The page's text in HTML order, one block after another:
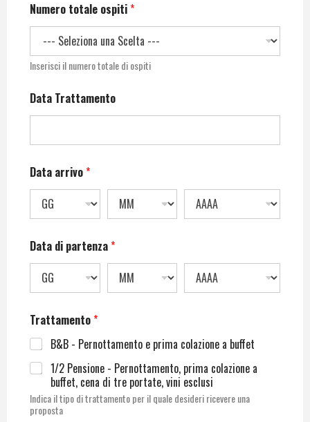
Numero totale ospiti*
Inserisci il numero totale di ospiti
Data Trattamento
Data arrivo*
Data di partenza*
Trattamento*
B&B - Pernottamento e prima colazione a buffet
1/2 Pensione - Pernottamento, prima colazione a
buffet, cena di tre portate, vini esclusi
Indica il tipo di trattamento per il quale desideri ricevere una
proposta